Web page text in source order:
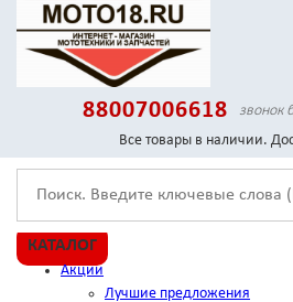
88007006618
звонок
Все товары в наличии.
КАТАЛОГ
Акции
Лучшие предложения